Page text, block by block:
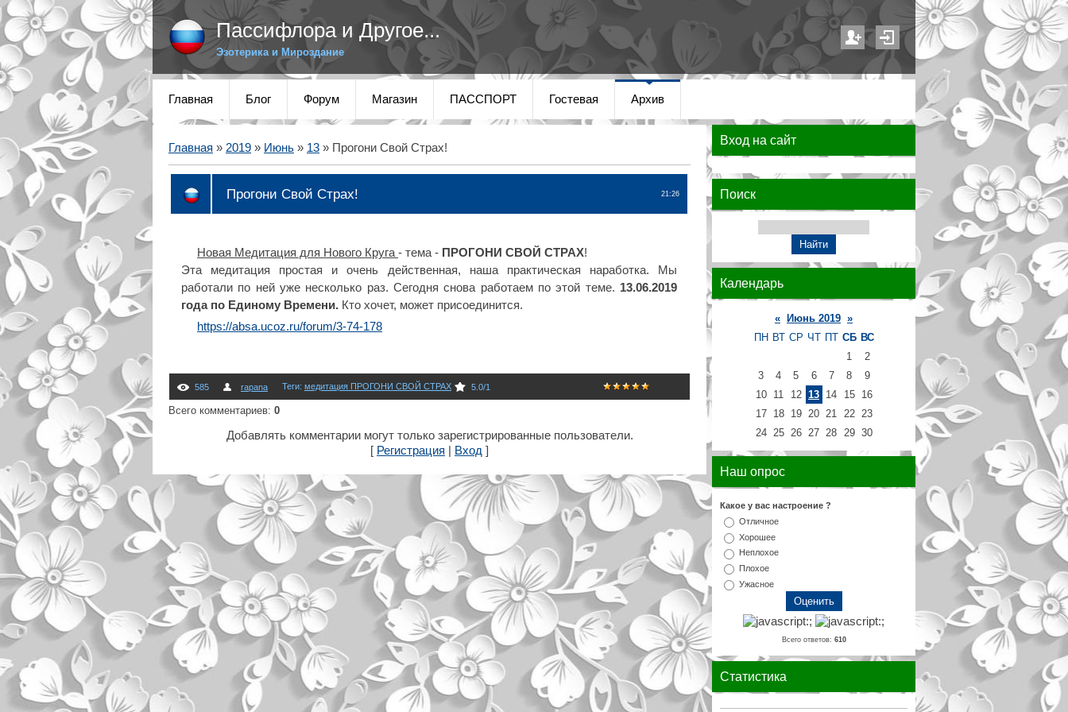
Пассифлора и Другое...
Эзотерика и Мироздание
Главная Блог Форум Магазин ПАССПОРТ Гостевая Архив
Главная » 2019 » Июнь » 13 » Прогони Свой Страх!
21:26
Прогони Свой Страх!
Новая Медитация для Нового Круга - тема - ПРОГОНИ СВОЙ СТРАХ!
Эта медитация простая и очень действенная, наша практическая наработка. Мы
работали по ней уже несколько раз. Сегодня снова работаем по этой теме. 13.06.2019
года по Единому Времени. Кто хочет, может присоединится.
https://absa.ucoz.ru/forum/3-74-178
585 rapana Теги: медитация ПРОГОНИ СВОЙ СТРАХ 5.0/1
Всего комментариев: 0
Добавлять комментарии могут только зарегистрированные пользователи.
[ Регистрация Вход ]
Вход на сайт
Поиск
Календарь
« Июнь 2019 »
ПН ВТ СР ЧТ ПТ СБ ВС
1
2
3
4 5 6 7 8
9
10
11 12 13 14 15
16
17
18 19 20 21 22 23
24 25 26 27 28 29 30
Наш опрос
Какое у вас настроение ?
Отличное
Хорошее
Неплохое
Плохое
Ужасное
Всего ответов: 610
Статистика